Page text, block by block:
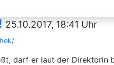
25.10.2017, 18:41 Uhr
darf er laut der Direktorin